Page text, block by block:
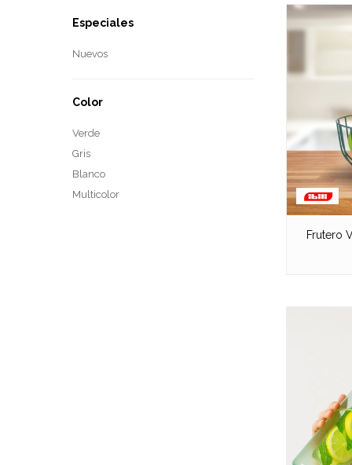
Frutero
Especiales
Nuevos
Color
Verde
Gris
Blanco
Multicolor